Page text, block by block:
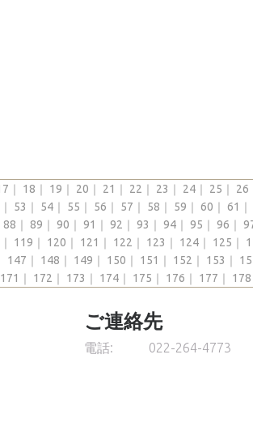
｜ 18 ｜ 19 ｜ 20 ｜ 21 ｜ 22 ｜ 23 ｜ 24｜ 25 ｜ 26
｜ 53 ｜ 54｜ 55 ｜ 56 ｜ 57 ｜ 58 ｜ 59 ｜ 60 ｜ 61 ｜
88 ｜ 89 ｜ 90 ｜ 91 ｜ 92 ｜ 93 ｜ 94｜ 95 ｜ 96 ｜
｜ 119 ｜ 120 ｜ 121 ｜ 122 ｜ 123 ｜ 124 ｜ 125 ｜
147 ｜ 148 ｜ 149 ｜ 150 ｜ 151 ｜ 152 ｜ 153 ｜
171 ｜ 172 ｜ 173 ｜ 174 ｜ 175 ｜ 176 ｜ 177 ｜ 178
ご連絡先
電話: 022-264-4773